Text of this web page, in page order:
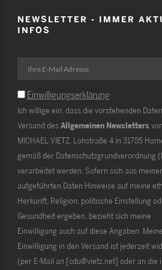
NEWSLETTER - IMMER
INFOS
Einwilligungserklärung
Ich willige ein, dass die vorstehenden
Versand desAllgemeinen Newsletters
MICHAEL VIETZ, Lohstraße 4 in 31785
gemäß der Datenschutzgrundverordnung
verarbeitet werden. Sofern sich aus
aufgeführten Daten Hinweise auf meine
Herkunft, Religion, politische Einstellung
Gesundheit ergeben, bezieht sich meine
Einwilligung auch auf diese Angaben. Meine
Einwilligung in den Versand ist jederzeit
(per E-Mail an [cdu@vietz.net] oder an die